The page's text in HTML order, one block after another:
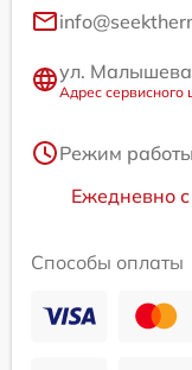
ул.
Адрес сервисного
Режим
Ежедневно
Способы оплаты